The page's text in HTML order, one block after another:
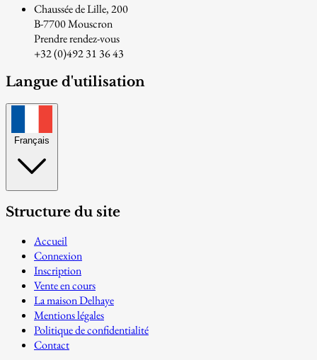
Chaussée de Lille, 200
B-7700 Mouscron
Prendre rendez-vous
+32 (0)492 31 36 43
Langue d'utilisation
Français
Structure du site
Accueil
Connexion
Inscription
Vente en cours
La maison Delhaye
Mentions légales
Politique de confidentialité
Contact